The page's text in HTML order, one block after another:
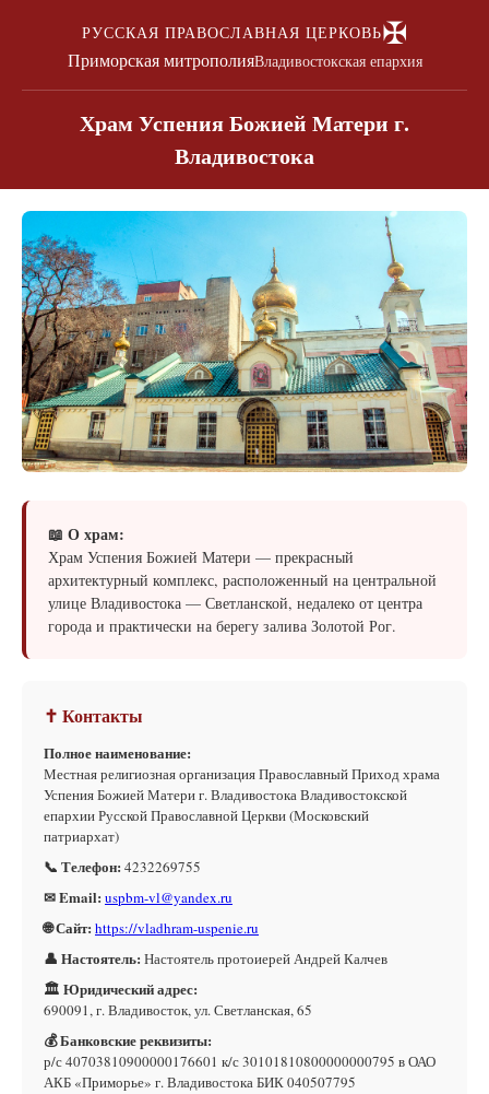
РУССКАЯ ПРАВОСЛАВНАЯ ЦЕРКОВЬ✠
Приморская митрополияВладивостокская епархия
Храм Успения Божией Матери г.
Владивостока
📖 О храм:
Храм Успения Божией Матери — прекрасный
архитектурный комплекс, расположенный на центральной
улице Владивостока — Светланской, недалеко от центра
города и практически на берегу залива Золотой Рог.
✝ Контакты
Полное наименование:
Местная религиозная организация Православный Приход храма
Успения Божией Матери г. Владивостока Владивостокской
епархии Русской Православной Церкви (Московский
патриархат)
📞 Телефон: 4232269755
✉ Email: uspbm-vl@yandex.ru
🌐 Сайт: https://vladhram-uspenie.ru
👤 Настоятель: Настоятель протоиерей Андрей Калчев
🏛 Юридический адрес:
690091, г. Владивосток, ул. Светланская, 65
💰 Банковские реквизиты:
р/с 40703810900000176601 к/с 30101810800000000795 в ОАО
АКБ «Приморье» г. Владивостока БИК 040507795